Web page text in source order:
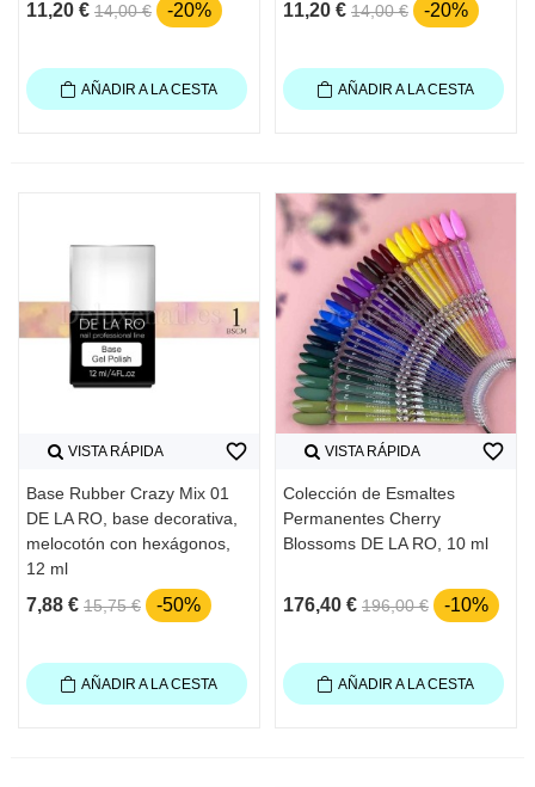
11,20 € 14,00 € -20%
AÑADIR A LA CESTA
11,20 € 14,00 € -20%
AÑADIR A LA CESTA
VISTA RÁPIDA
Base Rubber Crazy Mix 01
DE LA RO, base decorativa,
melocotón con hexágonos,
12 ml
7,88 € 15,75 € -50%
favorite_border
AÑADIR A LA CESTA
VISTA RÁPIDA
Colección de Esmaltes
Permanentes Cherry
Blossoms DE LA RO, 10 ml
176,40 € 196,00 € -10%
favorite_border
AÑADIR A LA CESTA